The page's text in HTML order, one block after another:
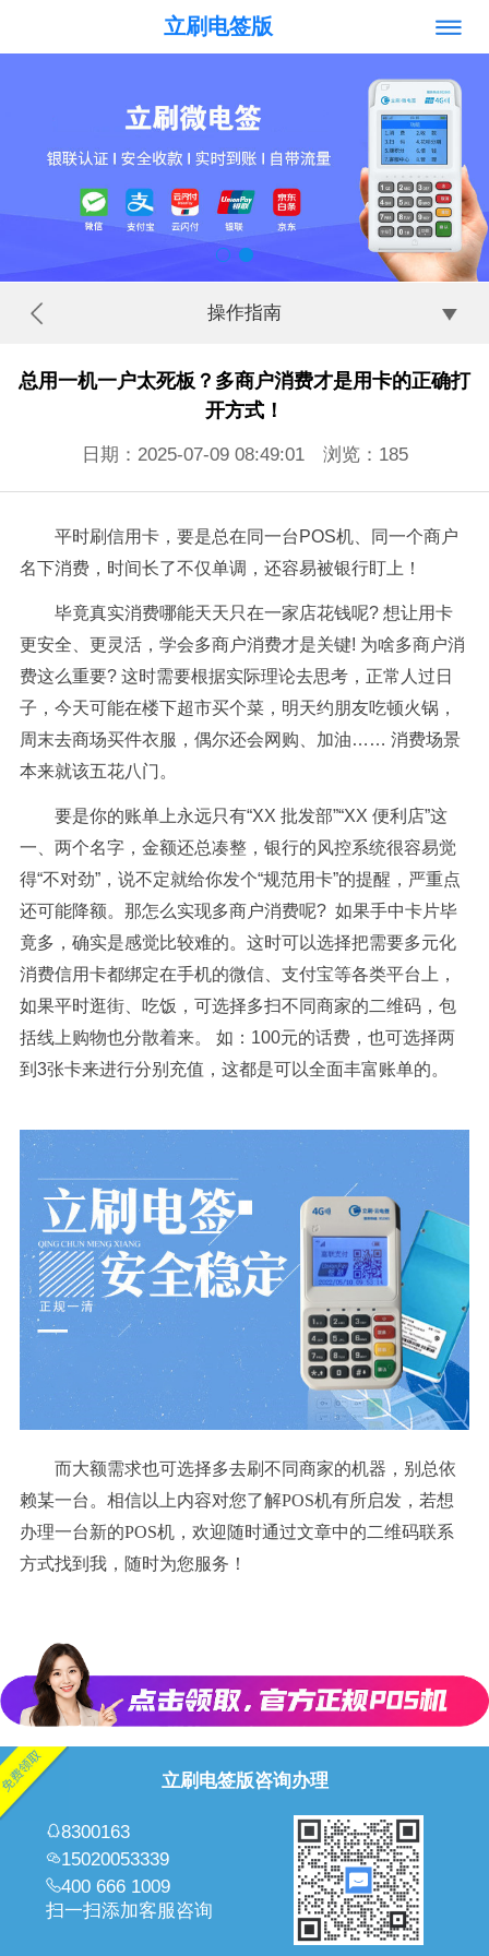
立刷电签版
操作指南
总用一机一户太死板？多商户消费才是用卡的正确打
开方式！
日期：2025-07-09 08:49:01 浏览： 185
平时刷信用卡，要是总在同一台POS机、同一个商户
名下消费，时间长了不仅单调，还容易被银行盯上！
毕竟真实消费哪能天天只在一家店花钱呢? 想让用卡
更安全、更灵活，学会多商户消费才是关键! 为啥多商户消
费这么重要? 这时需要根据实际理论去思考，正常人过日
子，今天可能在楼下超市买个菜，明天约朋友吃顿火锅，
周末去商场买件衣服，偶尔还会网购、加油…… 消费场景
本来就该五花八门。
要是你的账单上永远只有“XX 批发部”“XX 便利店”这
一、两个名字，金额还总凑整，银行的风控系统很容易觉
得“不对劲”，说不定就给你发个“规范用卡”的提醒，严重点
还可能降额。那怎么实现多商户消费呢? 如果手中卡片毕
竟多，确实是感觉比较难的。这时可以选择把需要多元化
消费信用卡都绑定在手机的微信、支付宝等各类平台上，
如果平时逛街、吃饭，可选择多扫不同商家的二维码，包
括线上购物也分散着来。 如：100元的话费，也可选择两
到3张卡来进行分别充值，这都是可以全面丰富账单的。
而大额需求也可选择多去刷不同商家的机器，别总依
赖某一台。 相信以上内容对您了解POS机有所启发，若想
办理一台新的POS机，欢迎随时通过文章中的二维码联系
方式找到我，随时为您服务！
立刷电签版咨询办理
8300163
15020053339
400 666 1009
扫一扫添加客服咨询